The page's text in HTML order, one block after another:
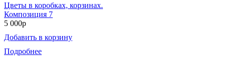
Цветы в коробках, корзинах.
Композиция 7
5 000р
Добавить в корзину
Подробнее